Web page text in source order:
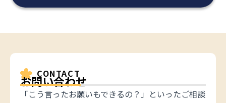
CONTACT
お問い合わせ
「こう言ったお願いもできるの？」といったご相談